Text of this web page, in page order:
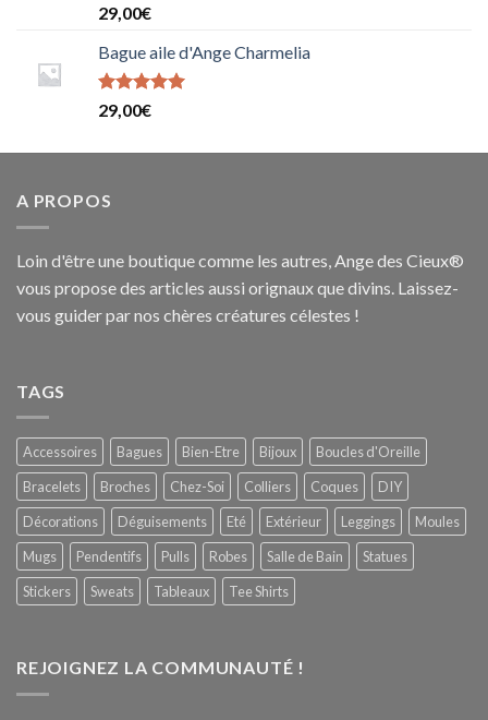
Note5sur
29,00€
Bague aile d'Ange Charmelia
Note
5.0000000000000000
29,00€
A PROPOS
Loin d'être une boutique comme les autres, Ange des Cieux®
vous propose des articles aussi orignaux que divins. Laissez-
vous guider par nos chères créatures célestes !
TAGS
Accessoires Bagues Bien-Etre Bijoux
Boucles d'Oreille
Bracelets
Broches Chez-Soi Colliers Coques
DIY
Décorations
Déguisements Eté Extérieur Leggings
Moules
Mugs
Pendentifs Pulls Robes Salle de Bain
Statues
Stickers
Sweats Tableaux Tee Shirts
REJOIGNEZ LA COMMUNAUTÉ !